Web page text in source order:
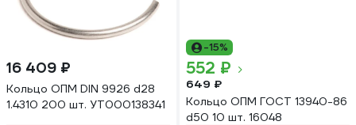
16 409 ₽
Кольцо ОПМ DIN 9926 d28
1.4310 200 шт. УТ000138341
-15%
552 ₽
649 ₽
Кольцо ОПМ ГОСТ 13940-86
d50 10 шт. 16048